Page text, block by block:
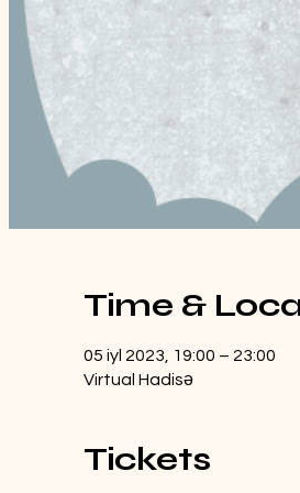
Time &
05 iyl 2023, 19:00 – 23:00
Virtual Hadisə
Tickets